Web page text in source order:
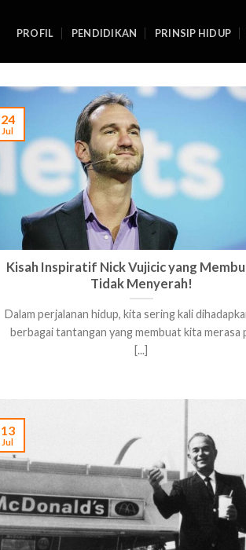
PROFIL PENDIDIKAN PRINSIP HIDUP
Kisah Inspiratif Nick Vujicic yang
Tidak Menyerah!
Dalam perjalanan hidup, kita sering kali
berbagai tantangan yang membuat kita merasa
[...]
24
Jul
13
Jul